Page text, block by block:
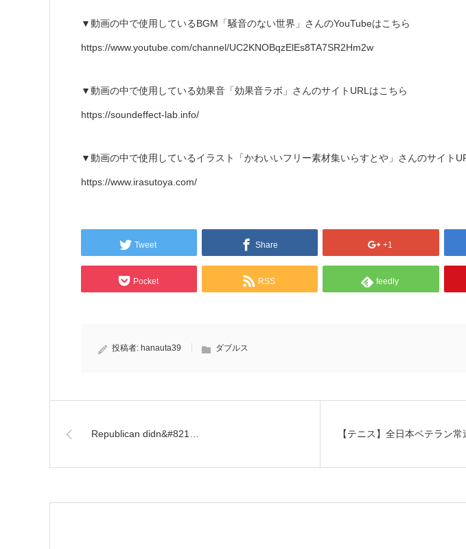
▼動画の中で使用しているBGM「騒音のない世界」さんのYouTubeはこちら
https://www.youtube.com/channel/UC2KNOBqzElEs8TA7SR2Hm2w
▼動画の中で使用している効果音「効果音ラボ」さんのサイトURLはこちら
https://soundeffect-lab.info/
▼動画の中で使用しているイラスト「かわいいフリー素材集いらすとや」さんのサイト
https://www.irasutoya.com/
Tweet Share +1
Pocket RSS feedly
投稿者: hanauta39 ダブルス
Republican didn&#821… 【テニス】全日本ベテラン